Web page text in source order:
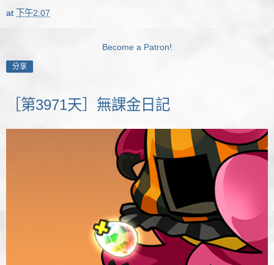
at 下午2:07
Become a Patron!
分享
［第3971天］無課金日記